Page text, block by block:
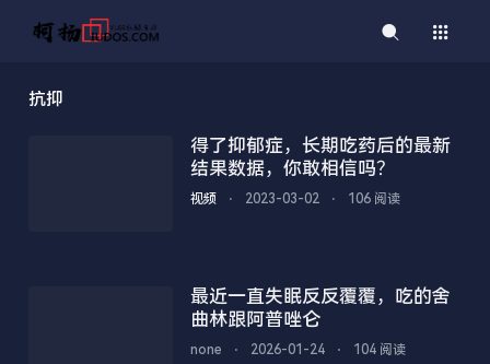
抗抑
得了抑郁症，长期吃药后的最新
结果数据，你敢相信吗？
视频 ⋅ 2023-03-02 ⋅ 106 阅读
最近一直失眠反反覆覆，吃的舍
曲林跟阿普唑仑
none ⋅ 2026-01-24 ⋅ 104 阅读